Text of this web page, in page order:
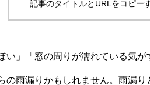
記事のタイトルとURLをコピー
い」「窓の周りが濡れている気
の雨漏りかもしれません。雨漏